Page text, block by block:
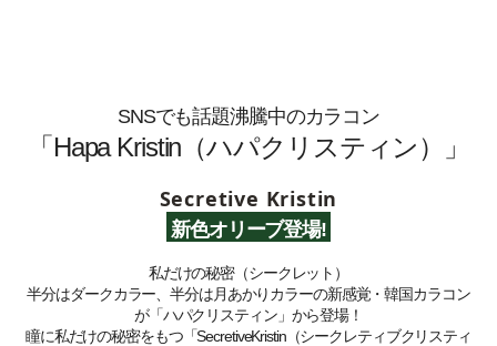
SNSでも話題沸騰中のカラコン
「Hapa Kristin（ハパクリスティン）」
Secretive Kristin
新色オリーブ登場!
私だけの秘密（シークレット）
半分はダークカラー、半分は月あかりカラーの新感覚・韓国カラコン
が「ハパクリスティン」から登場！
瞳に私だけの秘密をもつ「SecretiveKristin（シークレティブクリスティ